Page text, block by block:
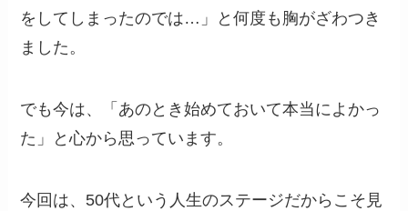
をしてしまったのでは…」と何度も胸がざわつき
ました。
でも今は、「あのとき始めておいて本当によかっ
た」と心から思っています。
今回は、50代という人生のステージだからこそ見